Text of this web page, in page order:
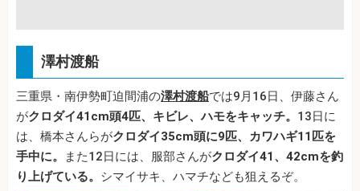
澤村渡船
三重県・南伊勢町迫間浦の澤村渡船では9月16日、伊藤さん
がクロダイ41cm頭4匹、キビレ、ハモをキャッチ。 13日に
は、橋本さんらがクロダイ35cm頭に9匹、カワハギ11匹を
手中に。
また12日には、服部さんがクロダイ41、42cmを釣
り上げている。 シマイサキ、ハマチなども狙えるぞ。